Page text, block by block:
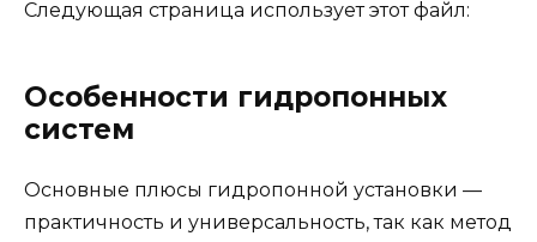
Следующая страница использует этот файл:
Особенности гидропонных
систем
Основные плюсы гидропонной установки —
практичность и универсальность, так как метод